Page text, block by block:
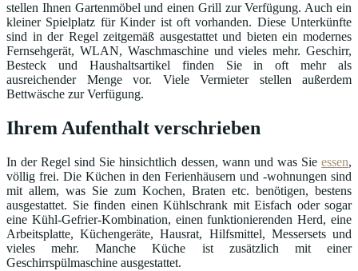
stellen Ihnen Gartenmöbel und einen Grill zur Verfügung. Auch ein
kleiner Spielplatz für Kinder ist oft vorhanden. Diese Unterkünfte
sind in der Regel zeitgemäß ausgestattet und bieten ein modernes
Fernsehgerät, WLAN, Waschmaschine und vieles mehr. Geschirr,
Besteck und Haushaltsartikel finden Sie in oft mehr als
ausreichender Menge vor. Viele Vermieter stellen außerdem
Bettwäsche zur Verfügung.
Ihrem Aufenthalt verschrieben
In der Regel sind Sie hinsichtlich dessen, wann und was Sie essen,
völlig frei. Die Küchen in den Ferienhäusern und -wohnungen sind
mit allem, was Sie zum Kochen, Braten etc. benötigen, bestens
ausgestattet. Sie finden einen Kühlschrank mit Eisfach oder sogar
eine Kühl-Gefrier-Kombination, einen funktionierenden Herd, eine
Arbeitsplatte, Küchengeräte, Hausrat, Hilfsmittel, Messersets und
vieles mehr. Manche Küche ist zusätzlich mit einer
Geschirrspülmaschine ausgestattet.